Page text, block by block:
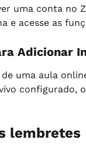
uma conta no
e acesse as
Adicionar
uma aula
configurado,
lembretes